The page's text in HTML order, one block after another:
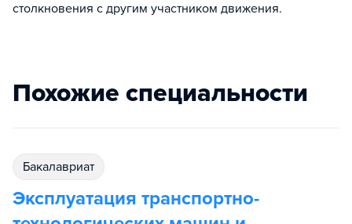
столкновения с другим участником движения.
Похожие специальности
бакалавриат
Эксплуатация транспортно-